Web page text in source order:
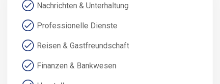
Nachrichten & Unterhaltung
Professionelle Dienste
Reisen & Gastfreundschaft
Finanzen & Bankwesen